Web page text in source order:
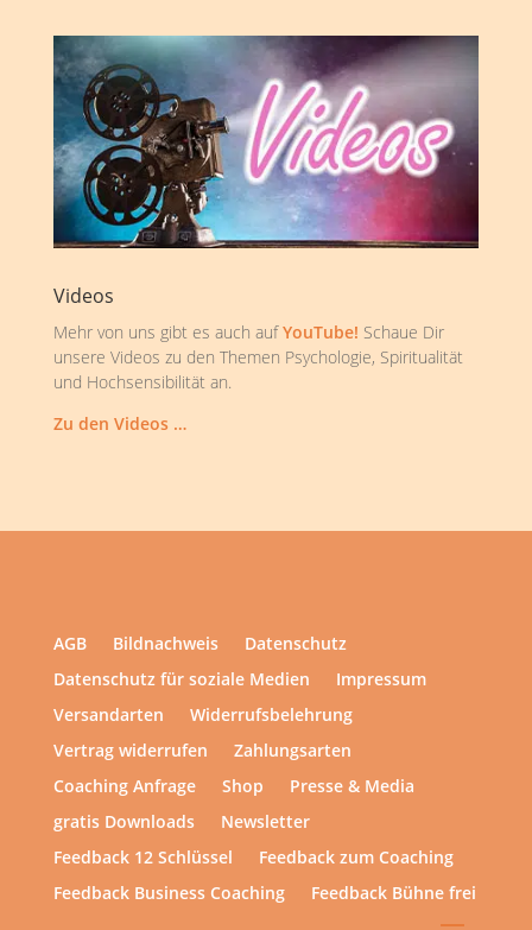
Videos
Mehr von uns gibt es auch aufYouTube! Schaue Dir
unsere Videos zu den Themen Psychologie, Spiritualität
und Hochsensibilität an.
Zu den Videos …
AGB Bildnachweis
Datenschutz
Datenschutz für soziale Medien
Impressum
Versandarten
Widerrufsbelehrung
Vertrag widerrufen
Zahlungsarten
Coaching Anfrage
Shop
Presse & Media
gratis Downloads
Newsletter
Feedback 12 Schlüssel
Feedback zum Coaching
Feedback Business Coaching
Feedback Bühne frei